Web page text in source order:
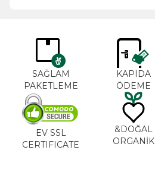
KAPIDA
ÖDEME
SAĞLAM
PAKETLEME
DOĞAL&
ORGANİK
EV SSL
CERTIFICATE